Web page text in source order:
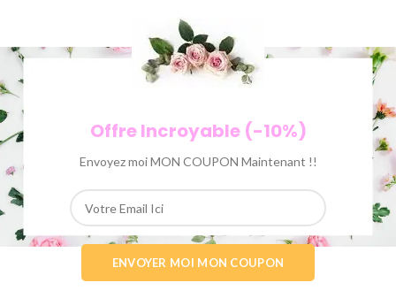
Offre Incroyable (-10%)
Envoyez moi MON COUPON Maintenant !!